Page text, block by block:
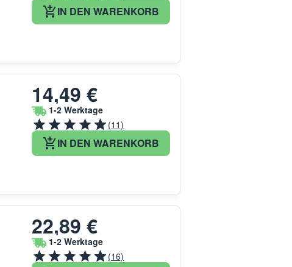
IN DEN WARENKORB
14,49 €
1-2 Werktage
(11)
IN DEN WARENKORB
22,89 €
1-2 Werktage
(16)